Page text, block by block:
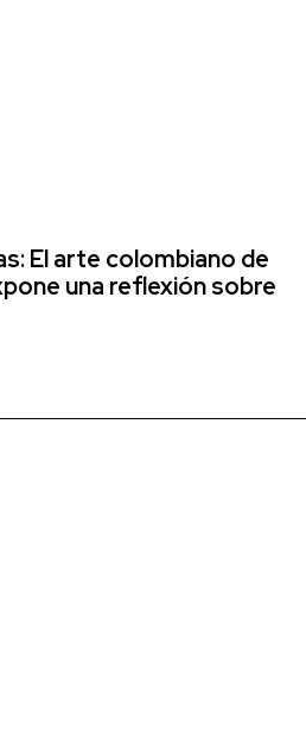
El arte colombiano de
una reflexión sobre